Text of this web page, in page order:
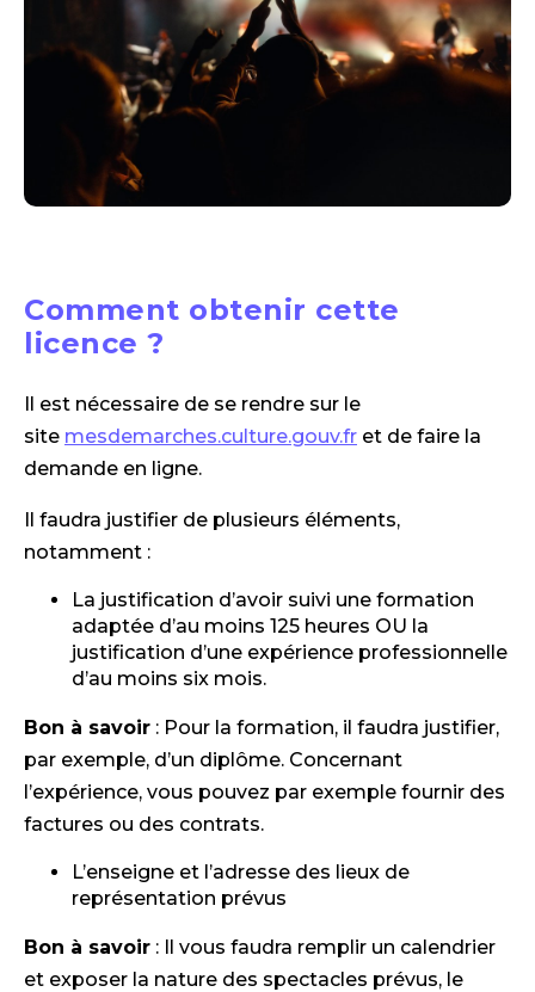
Comment obtenir cette
licence ?
Il est nécessaire de se rendre sur le
site mesdemarches.culture.gouv.fr et de faire la
demande en ligne.
Il faudra justifier de plusieurs éléments,
notamment :
La justification d’avoir suivi une formation
adaptée d’au moins 125 heures OU la
justification d’une expérience professionnelle
d’au moins six mois.
Bon à savoir : Pour la formation, il faudra justifier,
par exemple, d’un diplôme. Concernant
l’expérience, vous pouvez par exemple fournir des
factures ou des contrats.
L’enseigne et l’adresse des lieux de
représentation prévus
Bon à savoir : Il vous faudra remplir un calendrier
et exposer la nature des spectacles prévus, le